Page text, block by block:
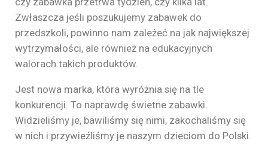
Zwłaszcza jeśli poszukujemy zabawek do
przedszkoli, powinno nam zależeć na jak największej
wytrzymałości, ale również na edukacyjnych
walorach takich produktów.
Jest nowa marka, która wyróżnia się na tle
konkurencji. To naprawdę świetne zabawki.
Widzieliśmy je, bawiliśmy się nimi, zakochaliśmy się
w nich i przywieźliśmy je naszym dzieciom do Polski.